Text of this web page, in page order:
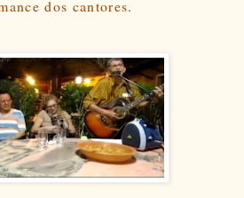
dos cantores.